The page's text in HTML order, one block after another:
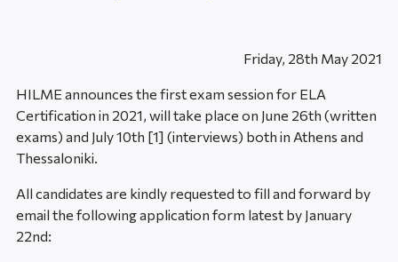
Friday, 28th May 2021
HILME announces the first exam session for ELA
Certification in 2021, will take place on June 26th (written
exams) and July 10th [1] (interviews) both in Athens and
Thessaloniki.
All candidates are kindly requested to fill and forward by
email the following application form latest by January
22nd: